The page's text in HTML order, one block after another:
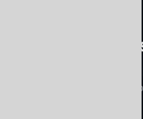
Co
Pełen stos
i utrzymania